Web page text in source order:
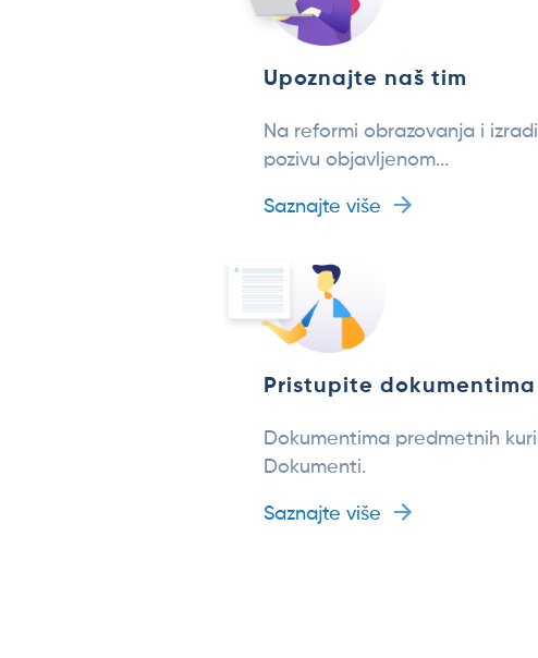
Upoznajte naš tim
Na reformi obrazovanja i
pozivu objavljenom...
Saznajte više
Pristupite dokumentima
Dokumentima predmetnih
Dokumenti.
Saznajte više